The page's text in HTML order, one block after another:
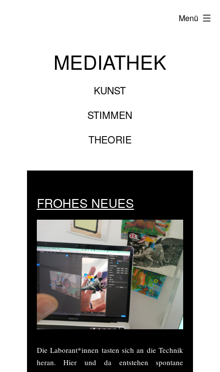
Menü
MEDIATHEK
KUNST
STIMMEN
THEORIE
FROHES NEUES
Die Laborant*innen tasten sich an die Technik
heran. Hier und da entstehen spontane